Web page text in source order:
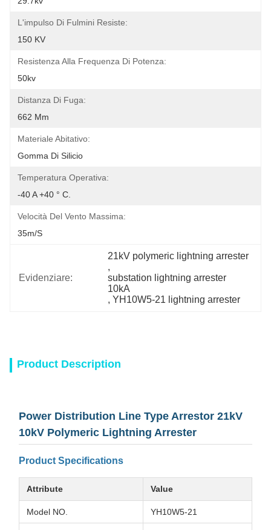
L'impulso Di Fulmini Resiste:
150 KV
Resistenza Alla Frequenza Di Potenza:
50kv
Distanza Di Fuga:
662 Mm
Materiale Abitativo:
Gomma Di Silicio
Temperatura Operativa:
-40 A +40 ° C.
Velocità Del Vento Massima:
35m/s
Evidenziare:
21kV polymeric lightning arrester
,
substation lightning arrester
10kA
, YH10W5-21 lightning arrester
Product Description
Power Distribution Line Type Arrestor 21kV
10kV Polymeric Lightning Arrester
Product Specifications
Attribute Value
Model NO. YH10W5-21